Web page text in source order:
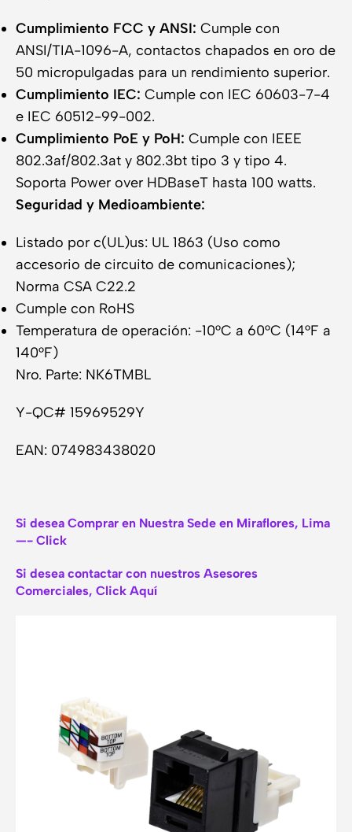
Cumplimiento FCC y ANSI: Cumple con
ANSI/TIA-1096-A, contactos chapados en oro de
50 micropulgadas para un rendimiento superior.
Cumplimiento IEC: Cumple con IEC 60603-7-4
e IEC 60512-99-002.
Cumplimiento PoE y PoH: Cumple con IEEE
802.3af/802.3at y 802.3bt tipo 3 y tipo 4.
Soporta Power over HDBaseT hasta 100 watts.
Seguridad y Medioambiente:
Listado por c(UL)us: UL 1863 (Uso como
accesorio de circuito de comunicaciones);
Norma CSA C22.2
Cumple con RoHS
Temperatura de operación: -10°C a 60°C (14°F a
140°F)
Nro. Parte: NK6TMBL
Y-QC# 15969529Y
EAN: 074983438020
Si desea Comprar en Nuestra Sede en Miraflores, Lima
—- Click
Si desea contactar con nuestros Asesores
Comerciales, Click Aquí